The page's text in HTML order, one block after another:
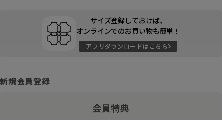
サイズ登録しておけば、
オンラインでのお買い物も簡単！
アプリダウンロードはこちら
新規会員登録
会員特典